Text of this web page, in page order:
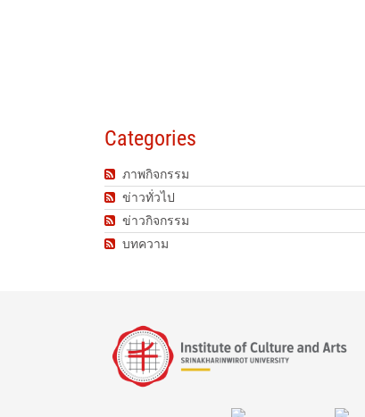
Categories
ภาพกิจกรรม
ข่าวทั่วไป
ข่าวกิจกรรม
บทความ